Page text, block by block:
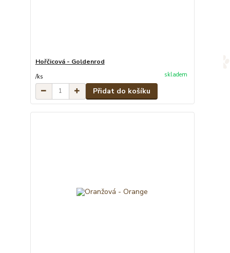
Hořčicová - Goldenrod
/ks skladem
Přidat do košíku